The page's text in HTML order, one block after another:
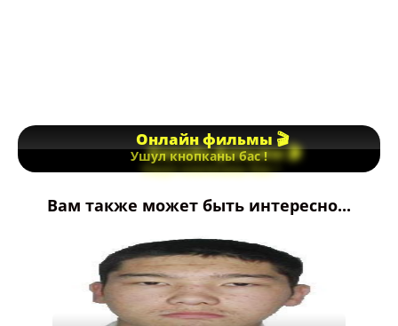
Онлайн фильмы 🎬
Ушул кнопканы бас !
Вам также может быть интересно...